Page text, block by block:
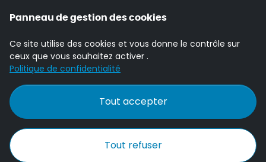
Panneau de gestion des cookies
Ce site utilise des cookies et vous donne le contrôle sur
ceux que vous souhaitez activer .
Politique de confidentialité
Tout accepter
Tout refuser